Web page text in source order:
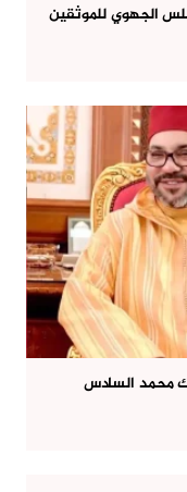
الجهوي للموثقين
محمد السادس